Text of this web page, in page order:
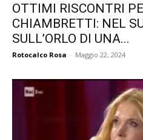
OTTIMI RISCONTRI
CHIAMBRETTI: NEL
SULL’ORLO DI UNA...
Rotocalco Rosa - Maggio 22, 2024